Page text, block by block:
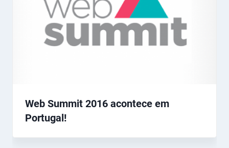
Web Summit 2016 acontece em
Portugal!